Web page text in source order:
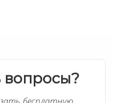
вопросы?